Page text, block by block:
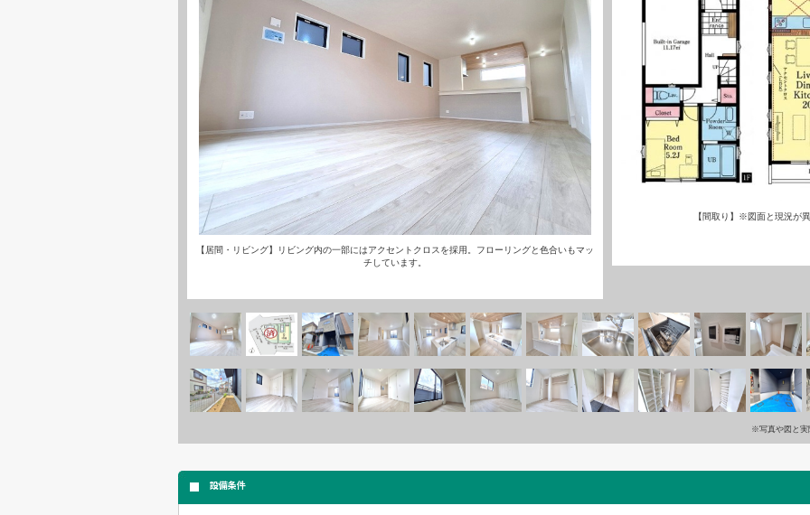
【居間・リビング】リビング内の一部にはアクセントクロスを採用。フローリングと色合いもマッ
チしています。
【間取り】※図面と現況が
※写真や図と実
設備条件